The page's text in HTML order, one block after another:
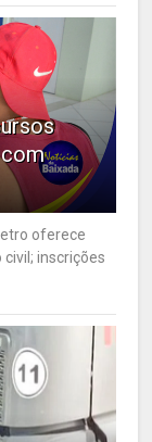
oferece
inscrições